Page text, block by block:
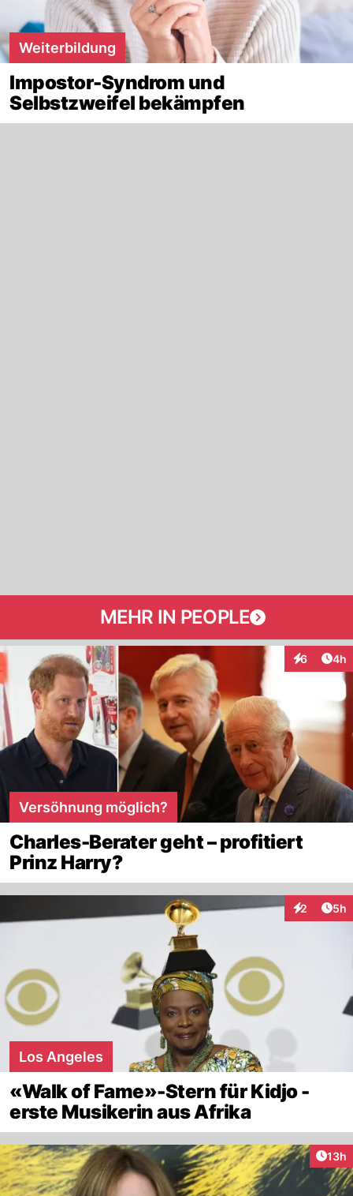
Weiterbildung
Impostor-Syndrom und
Selbstzweifel bekämpfen
MEHR IN PEOPLE
6 4h
Versöhnung möglich?
Charles-Berater geht – profitiert
Prinz Harry?
2 5h
Los Angeles
«Walk of Fame»-Stern für Kidjo -
erste Musikerin aus Afrika
13h